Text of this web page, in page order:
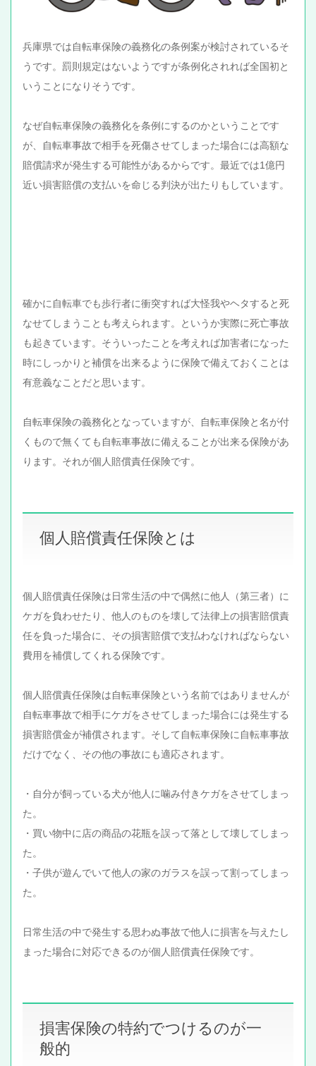
兵庫県では自転車保険の義務化の条例案が検討されているそ
うです。罰則規定はないようですが条例化されれば全国初と
いうことになりそうです。
なぜ自転車保険の義務化を条例にするのかということです
が、自転車事故で相手を死傷させてしまった場合には高額な
賠償請求が発生する可能性があるからです。最近では1億円
近い損害賠償の支払いを命じる判決が出たりもしています。
確かに自転車でも歩行者に衝突すれば大怪我やヘタすると死
なせてしまうことも考えられます。というか実際に死亡事故
も起きています。そういったことを考えれば加害者になった
時にしっかりと補償を出来るように保険で備えておくことは
有意義なことだと思います。
自転車保険の義務化となっていますが、自転車保険と名が付
くもので無くても自転車事故に備えることが出来る保険があ
ります。それが個人賠償責任保険です。
個人賠償責任保険とは
個人賠償責任保険は日常生活の中で偶然に他人（第三者）に
ケガを負わせたり、他人のものを壊して法律上の損害賠償責
任を負った場合に、その損害賠償で支払わなければならない
費用を補償してくれる保険です。
個人賠償責任保険は自転車保険という名前ではありませんが
自転車事故で相手にケガをさせてしまった場合には発生する
損害賠償金が補償されます。そして自転車保険に自転車事故
だけでなく、その他の事故にも適応されます。
・自分が飼っている犬が他人に噛み付きケガをさせてしまっ
た。
・買い物中に店の商品の花瓶を誤って落として壊してしまっ
た。
・子供が遊んでいて他人の家のガラスを誤って割ってしまっ
た。
日常生活の中で発生する思わぬ事故で他人に損害を与えたし
まった場合に対応できるのが個人賠償責任保険です。
損害保険の特約でつけるのが一
般的